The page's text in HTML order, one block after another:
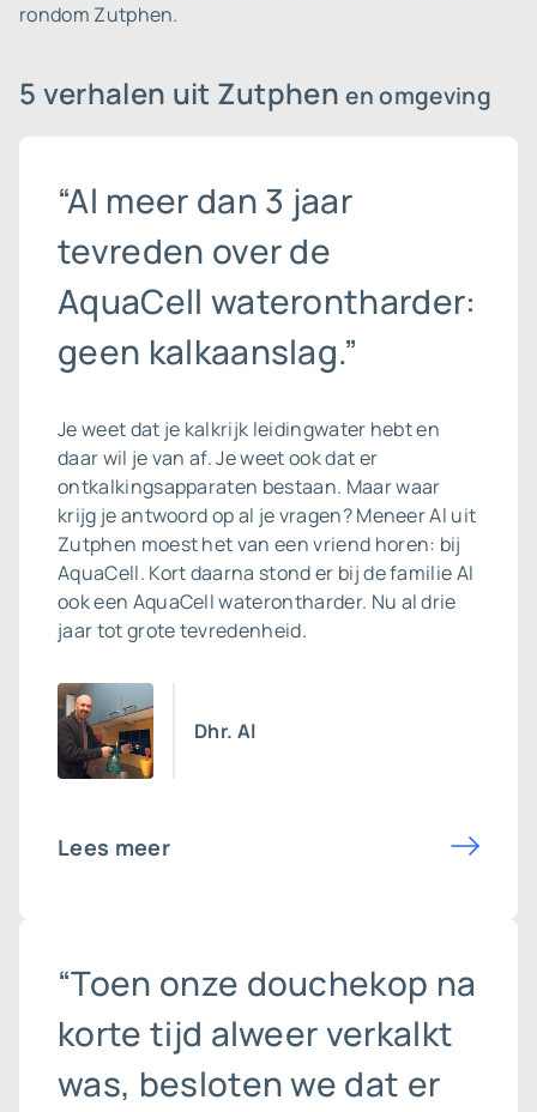
rondom Zutphen.
5 verhalen uit Zutphenen omgeving
“Al meer dan 3 jaar
tevreden over de
AquaCell waterontharder:
geen kalkaanslag.”
Je weet dat je kalkrijk leidingwater hebt en
daar wil je van af. Je weet ook dat er
ontkalkingsapparaten bestaan. Maar waar
krijg je antwoord op al je vragen? Meneer Al uit
Zutphen moest het van een vriend horen: bij
AquaCell. Kort daarna stond er bij de familie Al
ook een AquaCell waterontharder. Nu al drie
jaar tot grote tevredenheid.
Dhr. Al
Lees meer
“Toen onze douchekop na
korte tijd alweer verkalkt
was, besloten we dat er